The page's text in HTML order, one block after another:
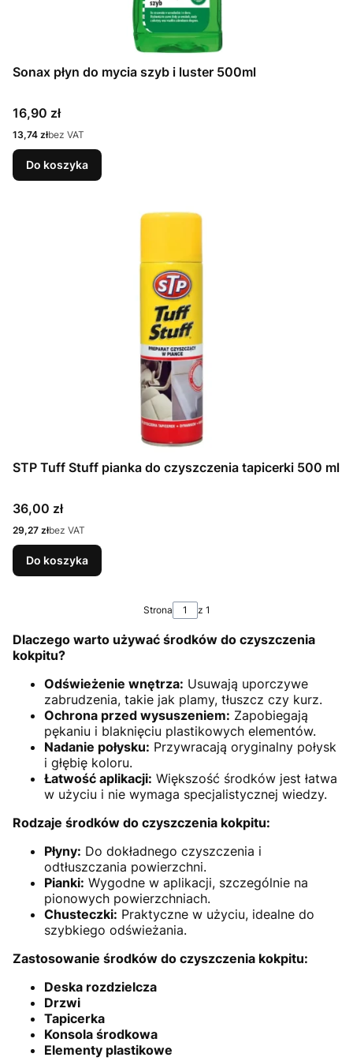
Sonax płyn do mycia szyb i luster 500ml
Cena
16,90 zł
Cena
13,74 złbez VAT
Do koszyka
STP Tuff Stuff pianka do czyszczenia tapicerki 500 ml
Cena
36,00 zł
Cena
29,27 złbez VAT
Do koszyka
Strona z 1
Dlaczego warto używać środków do czyszczenia
kokpitu?
Odświeżenie wnętrza: Usuwają uporczywe
zabrudzenia, takie jak plamy, tłuszcz czy kurz.
Ochrona przed wysuszeniem: Zapobiegają
pękaniu i blaknięciu plastikowych elementów.
Nadanie połysku: Przywracają oryginalny połysk
i głębię koloru.
Łatwość aplikacji: Większość środków jest łatwa
w użyciu i nie wymaga specjalistycznej wiedzy.
Rodzaje środków do czyszczenia kokpitu:
Płyny: Do dokładnego czyszczenia i
odtłuszczania powierzchni.
Pianki: Wygodne w aplikacji, szczególnie na
pionowych powierzchniach.
Chusteczki: Praktyczne w użyciu, idealne do
szybkiego odświeżania.
Zastosowanie środków do czyszczenia kokpitu:
Deska rozdzielcza
Drzwi
Tapicerka
Konsola środkowa
Elementy plastikowe